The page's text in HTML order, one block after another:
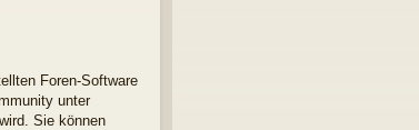
Foren-Software
unter
Sie können